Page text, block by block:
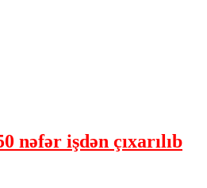
nəfər işdən çıxarılıb